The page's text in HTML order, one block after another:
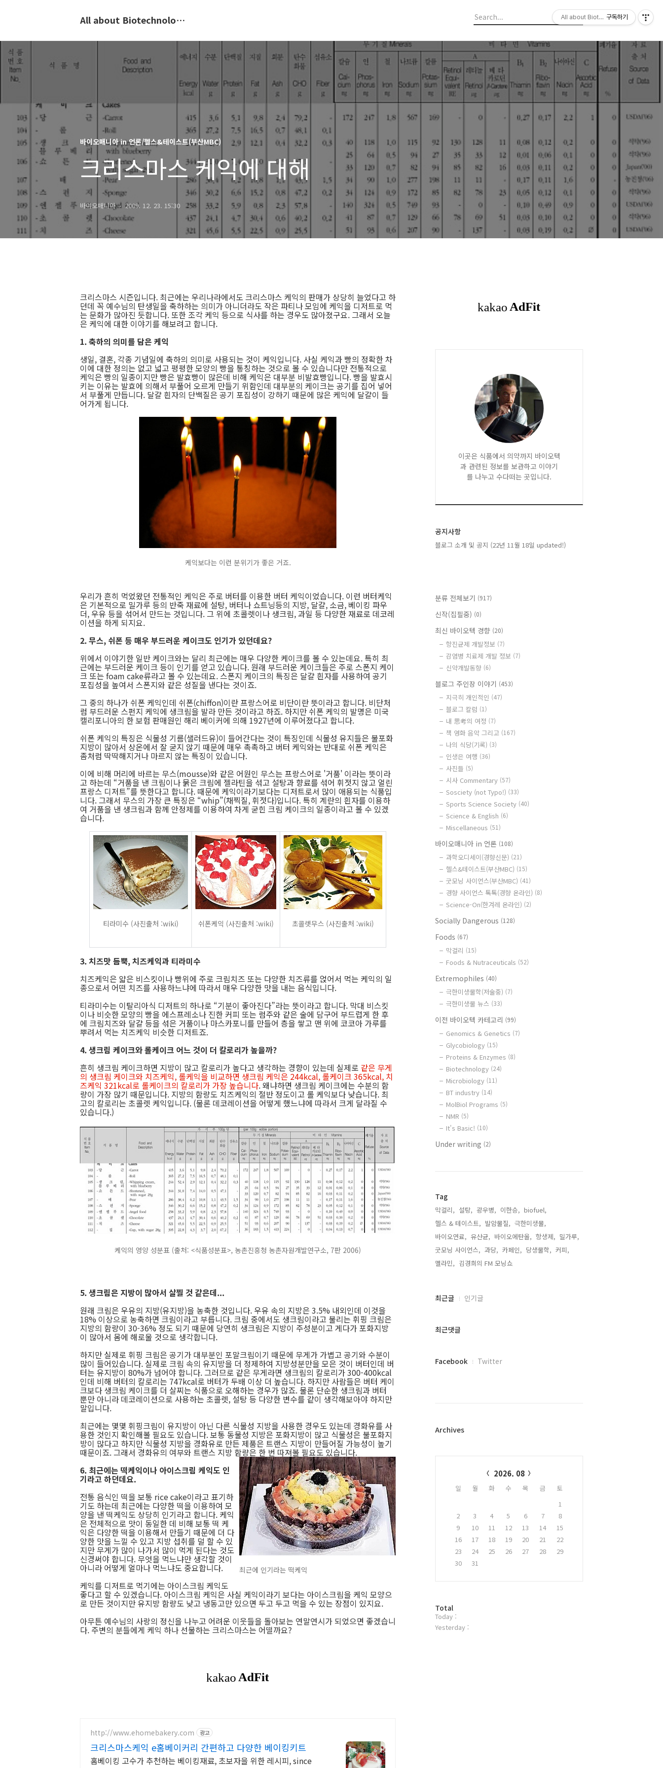
All about Biotechnology, 바이오텍의 모든 것
바이오매니아 in 언론/헬스&테이스트(부산MBC)
크리스마스 케익에 대해
바이오매니아 2009. 12. 23. 15:30
크리스마스 시즌입니다. 최근에는 우리나라에서도 크리스마스 케익의 판매가 상당히 늘었다고 하
던데 꼭 예수님의 탄생일을 축하하는 의미가 아니더라도 작은 파티나 모임에 케익을 디저트로 먹
는 문화가 많아진 듯합니다. 또한 조각 케익 등으로 식사를 하는 경우도 많아졌구요. 그래서 오늘
은 케익에 대한 이야기를 해보려고 합니다.
1. 축하의 의미를 담은 케익
생일, 결혼, 각종 기념일에 축하의 의미로 사용되는 것이 케익입니다. 사실 케익과 빵의 정확한 차
이에 대한 정의는 없고 넓고 평평한 모양의 빵을 통칭하는 것으로 볼 수 있습니다만 전통적으로
케익은 빵의 일종이지만 빵은 발효빵이 많은데 비해 케익은 대부분 비발효빵입니다. 빵을 발효시
키는 이유는 발효에 의해서 부풀어 오르게 만들기 위함인데 대부분의 케이크는 공기를 집어 넣어
서 부풀게 만듭니다. 달걀 흰자의 단백질은 공기 포집성이 강하기 때문에 많은 케익에 달걀이 들
어가게 됩니다.
케익보다는 이런 분위기가 좋은 거죠.
우리가 흔히 먹었왔던 전통적인 케익은 주로 버터를 이용한 버터 케익이었습니다. 이런 버터케익
은 기본적으로 밀가루 등의 반죽 재료에 설탕, 버터나 쇼트닝등의 지방, 달걀, 소금, 베이킹 파우
더, 우유 등을 섞어서 만드는 것입니다. 그 위에 초콜렛이나 생크림, 과일 등 다양한 재료로 데코레
이션을 하게 되지요.
2. 무스, 쉬폰 등 매우 부드러운 케이크도 인기가 있던데요?
위에서 이야기한 일반 케이크와는 달리 최근에는 매우 다양한 케이크를 볼 수 있는데요. 특히 최
근에는 부드러운 케이크 등이 인기를 얻고 있습니다. 원래 부드러운 케이크들은 주로 스폰지 케이
크 또는 foam cake류라고 볼 수 있는데요. 스폰지 케이크의 특징은 달걀 흰자를 사용하여 공기
포집성을 높여서 스폰지와 같은 성질을 낸다는 것이죠.
그 중의 하나가 쉬폰 케익인데 쉬폰(chiffon)이란 프랑스어로 비단이란 뜻이라고 합니다. 비단처
럼 부드러운 스펀지 케익에 생크림을 발라 만든 것이라고 하죠. 하지만 쉬폰 케익의 발명은 미국
캘리포니아의 한 보험 판매원인 해리 베이커에 의해 1927년에 이루어졌다고 합니다.
쉬폰 케익의 특징은 식물성 기름(샐러드유)이 들어간다는 것이 특징인데 식물성 유지들은 불포화
지방이 많아서 상온에서 잘 굳지 않기 때문에 매우 촉촉하고 버터 케익와는 반대로 쉬폰 케익은
좀처럼 딱딱해지거나 마르지 않는 특징이 있습니다.
이에 비해 머리에 바르는 무스(mousse)와 같은 어원인 무스는 프랑스어로 '거품' 이라는 뜻이라
고 하는데 “거품을 낸 크림이나 묽은 크림에 젤라틴을 섞고 설탕과 향료를 섞어 휘젓지 않고 얼린
프랑스 디저트”를 뜻한다고 합니다. 때문에 케익이라기보다는 디저트로서 많이 애용되는 식품입
니다. 그래서 무스의 가장 큰 특징은 “whip”(채찍질, 휘젓다)입니다. 특히 계란의 흰자를 이용하
여 거품을 낸 생크림과 함께 안정제를 이용하여 차게 굳힌 크림 케이크의 일종이라고 볼 수 있겠
습니다.
티라미수 (사진출처 :wiki) 쉬폰케익 (사진출처 :wiki) 초콜렛무스 (사진출처 :wiki)
3. 치즈맛 듬뿍, 치즈케익과 티라미수
치즈케익은 얇은 비스킷이나 빵위에 주로 크림치즈 또는 다양한 치즈류를 얹어서 먹는 케익의 일
종으로서 어떤 치즈를 사용하느냐에 따라서 매우 다양한 맛을 내는 음식입니다.
티라미수는 이탈리아식 디저트의 하나로 “기분이 좋아진다”라는 뜻이라고 합니다. 막대 비스킷
이나 비슷한 모양의 빵을 에스프레소나 진한 커피 또는 럼주와 같은 술에 담구어 부드럽게 한 후
에 크림치즈와 달걀 등을 섞은 거품이나 마스카포니를 만들어 층을 쌓고 맨 위에 코코아 가루를
뿌려서 먹는 치즈케익 비슷한 디저트죠.
4. 생크림 케이크와 롤케이크 어느 것이 더 칼로리가 높을까?
흔히 생크림 케이크하면 지방이 많고 칼로리가 높다고 생각하는 경향이 있는데 실제로 같은 무게
의 생크림 케이크와 치즈케익, 롤케익을 비교하면 생크림 케익은 244kcal, 롤케이크 365kcal, 치
즈케익 321kcal로 롤케이크의 칼로리가 가장 높습니다. 왜냐하면 생크림 케이크에는 수분의 함
량이 가장 많기 때문입니다. 지방의 함량도 치즈케익의 절반 정도이고 롤 케익보다 낮습니다. 최
고의 칼로리는 초콜렛 케익입니다. (물론 데코레이션을 어떻게 했느냐에 따라서 크게 달라질 수
있습니다.)
케익의 영양 성분표 (출처: <식품성분표>, 농촌진흥청 농촌자원개발연구소, 7판 2006)
5. 생크림은 지방이 많아서 살찔 것 같은데...
원래 크림은 우유의 지방(유지방)을 농축한 것입니다. 우유 속의 지방은 3.5% 내외인데 이것을
18% 이상으로 농축하면 크림이라고 부릅니다. 크림 중에서도 생크림이라고 불리는 휘핑 크림은
지방의 함량이 30-36% 정도 되기 때문에 당연히 생크림은 지방이 주성분이고 게다가 포화지방
이 많아서 몸에 해로울 것으로 생각합니다.
하지만 실제로 휘핑 크림은 공기가 대부분인 포말크림이기 때문에 무게가 가볍고 공기와 수분이
많이 들어있습니다. 실제로 크림 속의 유지방을 더 정제하여 지방성분만을 모은 것이 버터인데 버
터는 유지방이 80%가 넘어야 합니다. 그러므로 같은 무게라면 생크림의 칼로리가 300-400kcal
인데 비해 버터의 칼로리는 747kcal로 버터가 두배 이상 더 높습니다. 하지만 사람들은 버터 케이
크보다 생크림 케이크를 더 살찌는 식품으로 오해하는 경우가 많죠. 물론 단순한 생크림과 버터
뿐만 아니라 데코레이션으로 사용하는 초콜렛, 설탕 등 다양한 변수를 같이 생각해보아야 하지만
말입니다.
최근에는 몇몇 휘핑크림이 유지방이 아닌 다른 식물성 지방을 사용한 경우도 있는데 경화유를 사
용한 것인지 확인해볼 필요도 있습니다. 보통 동물성 지방은 포화지방이 많고 식물성은 불포화지
방이 많다고 하지만 식물성 지방을 경화유로 만든 제품은 트랜스 지방이 만들어질 가능성이 높기
때문이죠. 그래서 경화유의 여부와 트랜스 지방 함량은 한 번 따져볼 필요도 있습니다.
최근에 인기라는 떡케익
6. 최근에는 떡케익이나 아이스크림 케익도 인
기라고 하던데요.
전통 음식인 떡을 보통 rice cake이라고 표기하
기도 하는데 최근에는 다양한 떡을 이용하여 모
양을 낸 떡케익도 상당히 인기라고 합니다. 케익
은 전체적으로 맛이 동일한 데 비해 보통 떡 케
익은 다양한 떡을 이용해서 만들기 때문에 더 다
양한 맛을 느낄 수 있고 지방 섭취를 덜 할 수 있
지만 무게가 많이 나가서 많이 먹게 된다는 것도
신경써야 합니다. 무엇을 먹느냐만 생각할 것이
아니라 어떻게 얼마나 먹느냐도 중요합니다.
케익를 디저트로 먹기에는 아이스크림 케익도
좋다고 할 수 있겠습니다. 아이스크림 케익은 사실 케익이라기 보다는 아이스크림을 케익 모양으
로 만든 것이지만 유지방 함량도 낮고 냉동고만 있으면 두고 두고 먹을 수 있는 장점이 있지요.
아무튼 예수님의 사랑의 정신을 나누고 어려운 이웃들을 돌아보는 연말연시가 되었으면 좋겠습니
다. 주변의 분들에게 케익 하나 선물하는 크리스마스는 어떨까요?
http://www.ehomebakery.com 광고
크리스마스케익 e홈베이커리 간편하고 다양한 베이킹키트
홈베이킹 고수가 추천하는 베이킹재료, 초보자을 위한 레시피, since
이곳은 식품에서 의약까지 바이오텍
과 관련된 정보를 보관하고 이야기
를 나누고 수다떠는 곳입니다.
공지사항
블로그 소개 및 공지 (22년 11월 18일 updated!)
분류 전체보기 (917)
신작(집필중) (0)
최신 바이오텍 경향 (20)
항진균제 개발정보 (7)
감염병 치료제 개발 정보 (7)
신약개발동향 (6)
블로그 주인장 이야기 (453)
지극히 개인적인 (47)
블로그 칼럼 (1)
내 思考의 여정 (7)
책 영화 음악 그리고 (167)
나의 식당(기록) (3)
인생은 여행 (36)
사진들 (5)
시사 Commentary (57)
Sosciety (not Typo!) (33)
Sports Science Society (40)
Science & English (6)
Miscellaneous (51)
바이오매니아 in 언론 (108)
과학오디세이(경향신문) (21)
헬스&테이스트(부산MBC) (15)
굿모닝 사이언스(부산MBC) (41)
경향 사이언스 톡톡(경향 온라인) (8)
Science-On(한겨레 온라인) (2)
Socially Dangerous (128)
Foods (67)
막걸리 (15)
Foods & Nutraceuticals (52)
Extremophiles (40)
극한미생물학(저술중) (7)
극한미생물 뉴스 (33)
이전 바이오텍 카테고리 (99)
Genomics & Genetics (7)
Glycobiology (15)
Proteins & Enzymes (8)
Biotechnology (24)
Microbiology (11)
BT industry (14)
MolBiol Programs (5)
NMR (5)
It's Basic! (10)
Under writing (2)
Tag
막걸리, 설탕, 광우병, 이한승, biofuel,
헬스 & 테이스트, 발암물질, 극한미생물,
바이오연료, 유산균, 바이오에탄올, 항생제, 밀가루,
굿모닝 사이언스, 과당, 카페인, 당생물학, 커피,
멜라민, 김경희의 FM 모닝쇼,
최
과
글
최근글 인기글
최근댓글
페
플
Facebook Twitter
Archives
2026. 08
일 월 화 수 목 금
토
1
2
3 4 5 6 7
8
9
10 11 12 13 14
15
16
17 18 19 20 21
22
23
24 25 26 27 28
29
30
31
방
문
자
Total
Today :
Yesterday :
All about Biotechnology, 바이오텍의
구독하기